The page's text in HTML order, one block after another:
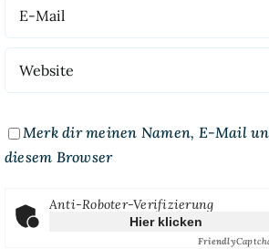
Merk dir meinen Namen, E-Mail
diesem Browser
Anti-Roboter-Verifizierung
Hier klicken
Friendly